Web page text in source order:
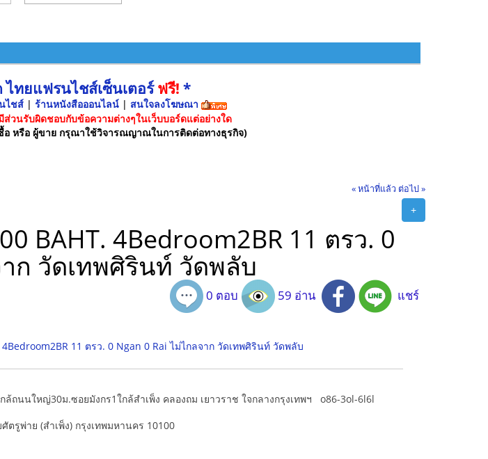
ทยแฟรนไชส์เซ็นเตอร์ฟรี! *
ไชส์ | ร้านหนังสือออนไลน์ | สนใจลงโฆษณา
วนรับผิดชอบกับข้อความต่างๆในเว็บบอร์ดแต่อย่างใด
อ หรือ ผู้ขาย กรุณาใช้วิจารณญาณในการติดต่อทางธุรกิจ)
« หน้าที่แล้ว ต่อไป »
+
BAHT. 4Bedroom2BR 11 ตรว. 0
ก วัดเทพศิรินท์ วัดพลับ
0 ตอบ 59 อ่าน แชร์
11 ตรว. 0 Ngan 0 Rai ไม่ไกลจาก วัดเทพศิรินท์ วัดพลับ
ถนนใหญ่30ม.ซอยมังกร1ใกล้สำเพ็ง คลองถม เยาวราช ใจกลางกรุงเทพฯ o86-3ol-6l6l
รูพ่าย (สำเพ็ง) กรุงเทพมหานคร 10100